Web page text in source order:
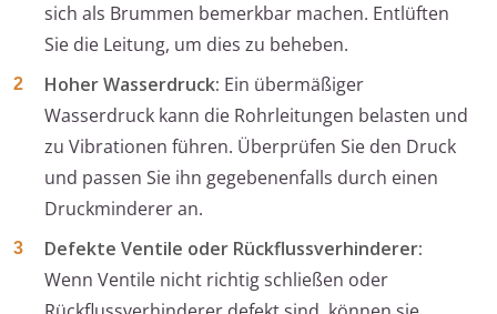
sich als Brummen bemerkbar machen. Entlüften
Sie die Leitung, um dies zu beheben.
Hoher Wasserdruck: Ein übermäßiger
Wasserdruck kann die Rohrleitungen belasten und
zu Vibrationen führen. Überprüfen Sie den Druck
und passen Sie ihn gegebenenfalls durch einen
Druckminderer an.
Defekte Ventile oder Rückflussverhinderer:
Wenn Ventile nicht richtig schließen oder